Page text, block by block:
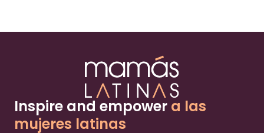
Inspire and empower a las
mujeres latinas